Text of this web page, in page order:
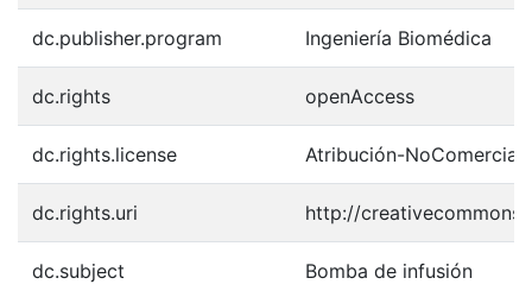
dc.publisher.program Ingeniería Biomédica
dc.rights openAccess
dc.rights.license Atribución-
dc.rights.uri http://
dc.subject Bomba de infusión